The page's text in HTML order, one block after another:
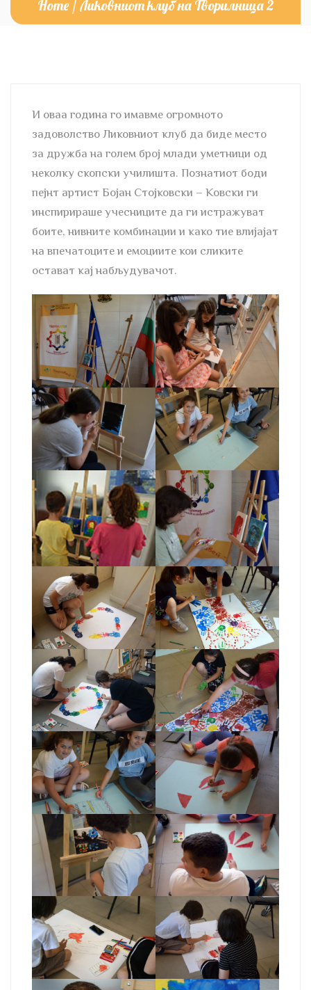
Home / Ликовниот клуб на Творилница 2
И оваа година го имавме огромното
задоволство Ликовниот клуб да биде место
за дружба на голем број млади уметници од
неколку скопски училишта. Познатиот боди
пејнт артист Бојан Стојковски – Ковски ги
инспирираше учесниците да ги истражуват
боите, нивните комбинации и како тие влијајат
на впечатоците и емоциите кои сликите
остават кај набљудувачот.